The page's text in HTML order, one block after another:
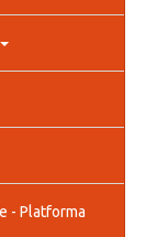
- Platforma